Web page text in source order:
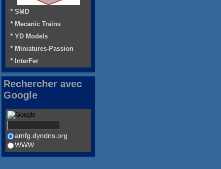
* SMD
* Mecanic Trains
* YD Models
* Miniatures-Passion
* InterFer
Rechercher avec
Google
amfg.dyndns.org
WWW